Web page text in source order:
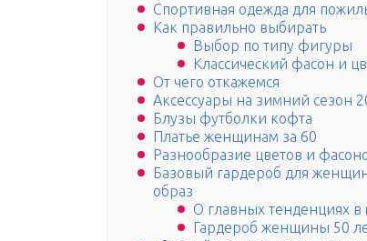
Спортивная одежда для
Как правильно выбирать
Выбор по типу фигуры
Классический фасон и
От чего откажемся
Аксессуары на зимний сезон
Блузы футболки кофта
Платье женщинам за 60
Разнообразие цветов и
Базовый гардероб для
образ
О главных тенденциях
Гардероб женщины 50